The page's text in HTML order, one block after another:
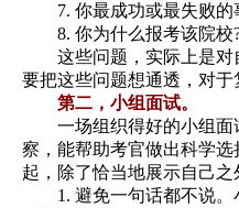
7. 你最成功或最失败的
8. 你为什么报考该院校
这些问题，实际上是对
要把这些问题想通透，对于
第二，小组面试。
一场组织得好的小组面
察，能帮助考官做出科学
起，除了恰当地展示自己之
1. 避免一句话都不说。